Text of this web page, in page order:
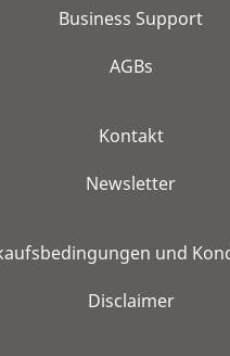
Business Support
AGBs
Kontakt
Newsletter
und
Disclaimer